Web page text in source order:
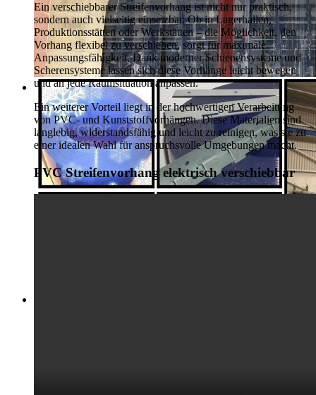
Ein verschiebbarer Streifenvorhang ist nicht nur praktisch,
sondern auch vielseitig einsetzbar. Ob in Lagerhallen,
Produktionsstätten oder Werkstätten – die Möglichkeit, den
Vorhang flexibel zu verschieben, sorgt für maximale
Anpassungsfähigkeit. Dank moderner Schienensysteme und
Scherensysteme lassen sich diese Vorhänge leicht bewegen
und an jede Raumsituation anpassen.
Ein weiterer Vorteil liegt in der hochwertigen Verarbeitung
von PVC- und Kunststoffvorhängen. Diese Materialien sind
langlebig, widerstandsfähig und leicht zu reinigen, was sie zu
einer idealen Wahl für anspruchsvolle Umgebungen macht.
PVC Streifenvorhang elektrisch verschiebbar